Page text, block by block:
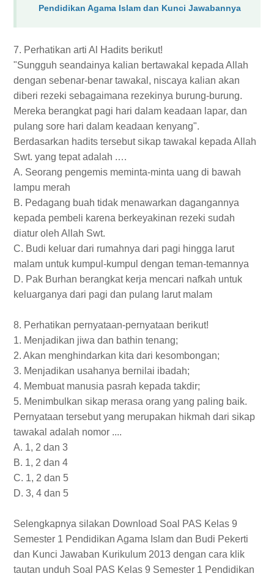
Pendidikan Agama Islam dan Kunci Jawabannya
7. Perhatikan arti Al Hadits berikut!
"Sungguh seandainya kalian bertawakal kepada Allah
dengan sebenar-benar tawakal, niscaya kalian akan
diberi rezeki sebagaimana rezekinya burung-burung.
Mereka berangkat pagi hari dalam keadaan lapar, dan
pulang sore hari dalam keadaan kenyang".
Berdasarkan hadits tersebut sikap tawakal kepada Allah
Swt. yang tepat adalah .…
A. Seorang pengemis meminta-minta uang di bawah
lampu merah
B. Pedagang buah tidak menawarkan dagangannya
kepada pembeli karena berkeyakinan rezeki sudah
diatur oleh Allah Swt.
C. Budi keluar dari rumahnya dari pagi hingga larut
malam untuk kumpul-kumpul dengan teman-temannya
D. Pak Burhan berangkat kerja mencari nafkah untuk
keluarganya dari pagi dan pulang larut malam
8. Perhatikan pernyataan-pernyataan berikut!
1. Menjadikan jiwa dan bathin tenang;
2. Akan menghindarkan kita dari kesombongan;
3. Menjadikan usahanya bernilai ibadah;
4. Membuat manusia pasrah kepada takdir;
5. Menimbulkan sikap merasa orang yang paling baik.
Pernyataan tersebut yang merupakan hikmah dari sikap
tawakal adalah nomor ....
A. 1, 2 dan 3
B. 1, 2 dan 4
C. 1, 2 dan 5
D. 3, 4 dan 5
Selengkapnya silakan Download Soal PAS Kelas 9
Semester 1 Pendidikan Agama Islam dan Budi Pekerti
dan Kunci Jawaban Kurikulum 2013 dengan cara klik
tautan unduh Soal PAS Kelas 9 Semester 1 Pendidikan